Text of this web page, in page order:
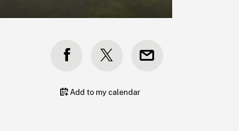
Add to my calendar